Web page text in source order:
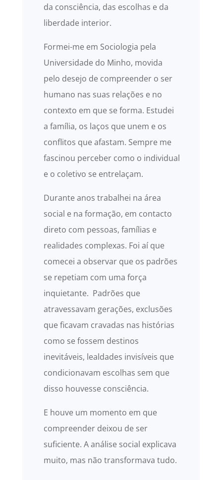
da consciência, das escolhas e da
liberdade interior.
Formei-me em Sociologia pela
Universidade do Minho, movida
pelo desejo de compreender o ser
humano nas suas relações e no
contexto em que se forma. Estudei
a família, os laços que unem e os
conflitos que afastam. Sempre me
fascinou perceber como o individual
e o coletivo se entrelaçam.
Durante anos trabalhei na área
social e na formação, em contacto
direto com pessoas, famílias e
realidades complexas. Foi aí que
comecei a observar que os padrões
se repetiam com uma força
inquietante. Padrões que
atravessavam gerações, exclusões
que ficavam cravadas nas histórias
como se fossem destinos
inevitáveis, lealdades invisíveis que
condicionavam escolhas sem que
disso houvesse consciência.
E houve um momento em que
compreender deixou de ser
suficiente. A análise social explicava
muito, mas não transformava tudo.